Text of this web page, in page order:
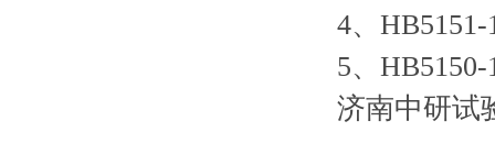
4、
5、
济南中研试